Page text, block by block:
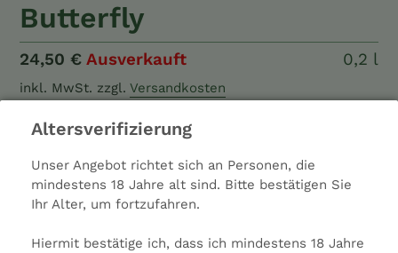
Altersverifizierung
Unser Angebot richtet sich an Personen, die
mindestens 18 Jahre alt sind. Bitte bestätigen Sie
Ihr Alter, um fortzufahren.
Hiermit bestätige ich, dass ich mindestens 18 Jahre
Butterfly
Normaler
Preis
24,50 € Ausverkauft
0,2
0,2 l
inkl. MwSt. zzgl. Versandkosten
Alkohol: 65%
Typ: Spirituose
Farbe: Grün
Ladenpreis: 24,50 €